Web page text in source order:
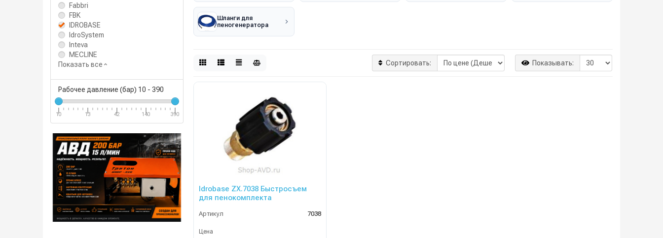
Fabbri
FBK
IDROBASE
IdroSystem
Inteva
MECLINE
Показать все
Рабочее давление (бар) 10 - 390
10 13 42 140 390
Шланги для
пеногенератора
Сортировать: Показывать:
Idrobase ZX.7038 Быстросъем
для пенокомплекта
Артикул 7038
Цена